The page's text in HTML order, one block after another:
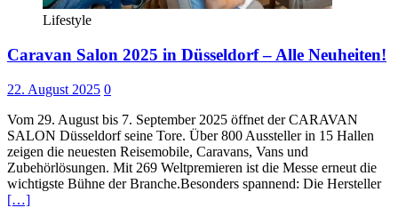
Lifestyle
Caravan Salon 2025 in Düsseldorf – Alle Neuheiten!
22. August 2025 0
Vom 29. August bis 7. September 2025 öffnet der CARAVAN
SALON Düsseldorf seine Tore. Über 800 Aussteller in 15 Hallen
zeigen die neuesten Reisemobile, Caravans, Vans und
Zubehörlösungen. Mit 269 Weltpremieren ist die Messe erneut die
wichtigste Bühne der Branche.Besonders spannend: Die Hersteller
[…]